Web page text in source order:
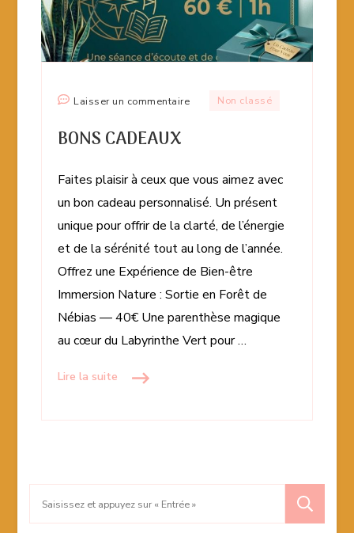
Laisser un commentairesur
Non classé
BONS CADEAUX
Faites plaisir à ceux que vous aimez avec
un bon cadeau personnalisé. Un présent
unique pour offrir de la clarté, de l’énergie
et de la sérénité tout au long de l’année.
Offrez une Expérience de Bien-être
Immersion Nature : Sortie en Forêt de
Nébias — 40€ Une parenthèse magique
au cœur du Labyrinthe Vert pour …
Lire la suite